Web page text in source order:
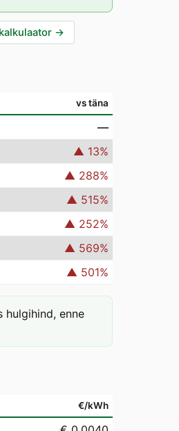
→
vs täna
—
▲ 13%
▲ 288%
▲ 515%
▲ 252%
▲ 569%
▲ 501%
enne
€/kWh